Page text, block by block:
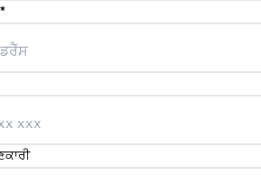
*